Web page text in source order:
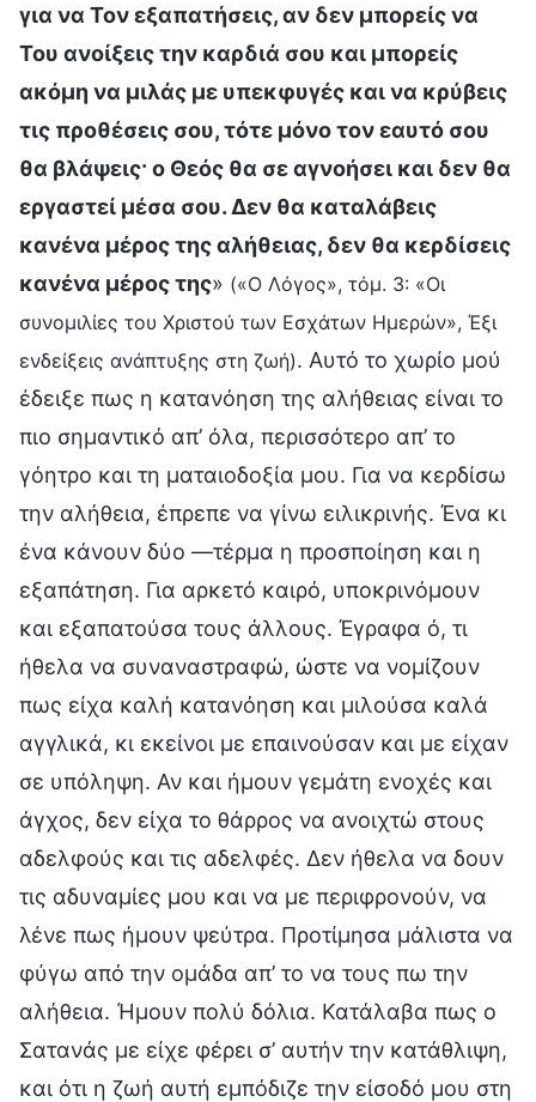
για να Τον εξαπατήσεις, αν δεν μπορείς να
Του ανοίξεις την καρδιά σου και μπορείς
ακόμη να μιλάς με υπεκφυγές και να κρύβεις
τις προθέσεις σου, τότε μόνο τον εαυτό σου
θα βλάψεις· ο Θεός θα σε αγνοήσει και δεν θα
εργαστεί μέσα σου. Δεν θα καταλάβεις
κανένα μέρος της αλήθειας, δεν θα κερδίσεις
κανένα μέρος της» («Ο Λόγος», τόμ. 3: «Οι
συνομιλίες του Χριστού των Εσχάτων Ημερών», Έξι
ενδείξεις ανάπτυξης στη ζωή). Αυτό το χωρίο μού
έδειξε πως η κατανόηση της αλήθειας είναι το
πιο σημαντικό απ’ όλα, περισσότερο απ’ το
γόητρο και τη ματαιοδοξία μου. Για να κερδίσω
την αλήθεια, έπρεπε να γίνω ειλικρινής. Ένα κι
ένα κάνουν δύο —τέρμα η προσποίηση και η
εξαπάτηση. Για αρκετό καιρό, υποκρινόμουν
και εξαπατούσα τους άλλους. Έγραφα ό, τι
ήθελα να συναναστραφώ, ώστε να νομίζουν
πως είχα καλή κατανόηση και μιλούσα καλά
αγγλικά, κι εκείνοι με επαινούσαν και με είχαν
σε υπόληψη. Αν και ήμουν γεμάτη ενοχές και
άγχος, δεν είχα το θάρρος να ανοιχτώ στους
αδελφούς και τις αδελφές. Δεν ήθελα να δουν
τις αδυναμίες μου και να με περιφρονούν, να
λένε πως ήμουν ψεύτρα. Προτίμησα μάλιστα να
φύγω από την ομάδα απ’ το να τους πω την
αλήθεια. Ήμουν πολύ δόλια. Κατάλαβα πως ο
Σατανάς με είχε φέρει σ’ αυτήν την κατάθλιψη,
και ότι η ζωή αυτή εμπόδιζε την είσοδό μου στη